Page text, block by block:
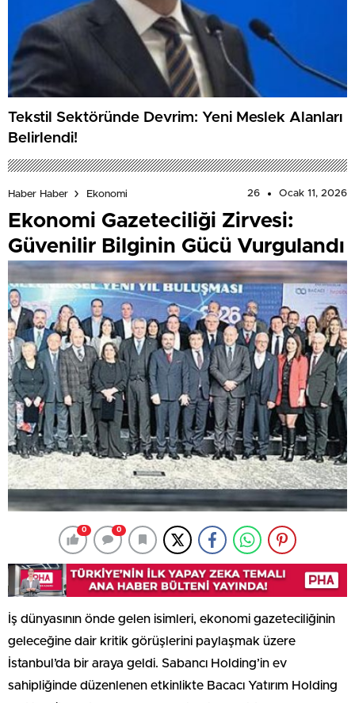
Tekstil Sektöründe Devrim: Yeni Meslek Alanları
Belirlendi!
Haber Haber Ekonomi 26 Ocak 11, 2026
Ekonomi Gazeteciliği Zirvesi:
Güvenilir Bilginin Gücü Vurgulandı
0 0
İş dünyasının önde gelen isimleri, ekonomi gazeteciliğinin
geleceğine dair kritik görüşlerini paylaşmak üzere
İstanbul’da bir araya geldi. Sabancı Holding’in ev
sahipliğinde düzenlenen etkinlikte Bacacı Yatırım Holding